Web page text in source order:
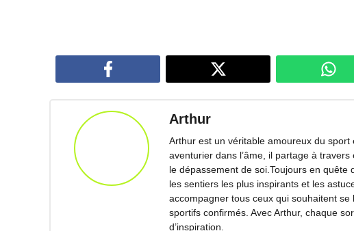
Arthur
Arthur est un véritable amoureux du
aventurier dans l’âme, il partage à
le dépassement de soi.Toujours en quête
les sentiers les plus inspirants et les
accompagner tous ceux qui souhaitent se
sportifs confirmés. Avec Arthur, chaque
d’inspiration.